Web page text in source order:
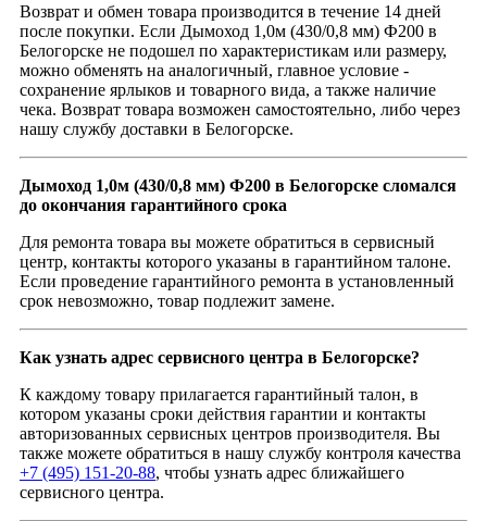
Возврат и обмен товара производится в течение 14 дней
после покупки. Если Дымоход 1,0м (430/0,8 мм) Ф200 в
Белогорске не подошел по характеристикам или размеру,
можно обменять на аналогичный, главное условие -
сохранение ярлыков и товарного вида, а также наличие
чека. Возврат товара возможен самостоятельно, либо через
нашу службу доставки в Белогорске.
Дымоход 1,0м (430/0,8 мм) Ф200 в Белогорске сломался
до окончания гарантийного срока
Для ремонта товара вы можете обратиться в сервисный
центр, контакты которого указаны в гарантийном талоне.
Если проведение гарантийного ремонта в установленный
срок невозможно, товар подлежит замене.
Как узнать адрес сервисного центра в Белогорске?
К каждому товару прилагается гарантийный талон, в
котором указаны сроки действия гарантии и контакты
авторизованных сервисных центров производителя. Вы
также можете обратиться в нашу службу контроля качества
+7 (495) 151-20-88, чтобы узнать адрес ближайшего
сервисного центра.